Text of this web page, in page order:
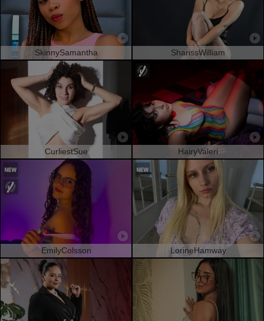
SkinnySamantha SharissWilliam
CurliestSue HairyValeri
EmilyColsson LorineHamway